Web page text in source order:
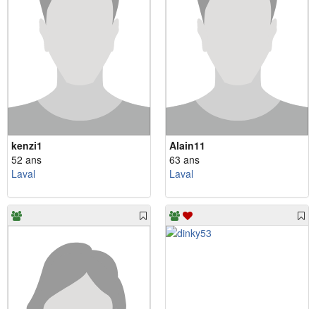
kenzi1
52 ans
Laval
Alain11
63 ans
Laval